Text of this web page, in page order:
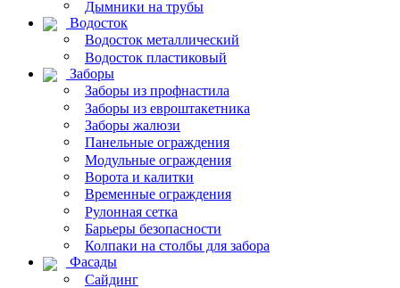
Дымники на трубы
Водосток
Водосток металлический
Водосток пластиковый
Заборы
Заборы из профнастила
Заборы из евроштакетника
Заборы жалюзи
Панельные ограждения
Модульные ограждения
Ворота и калитки
Временные ограждения
Рулонная сетка
Барьеры безопасности
Колпаки на столбы для забора
Фасады
Сайдинг